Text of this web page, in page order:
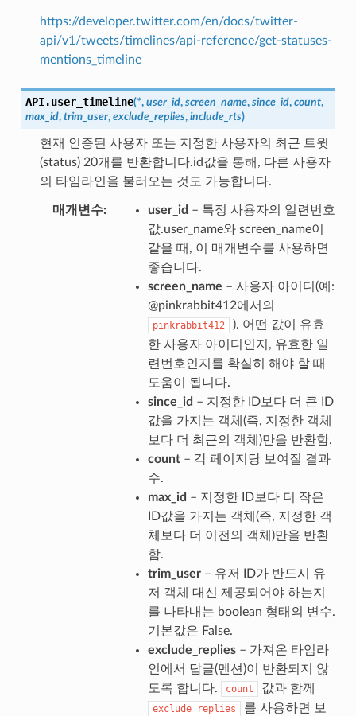
https://developer.twitter.com/en/docs/twitter-
api/v1/tweets/timelines/api-reference/get-statuses-
mentions_timeline
API.user_timeline(*, user_id, screen_name, since_id, count,
max_id, trim_user, exclude_replies, include_rts)
현재 인증된 사용자 또는 지정한 사용자의 최근 트윗
(status) 20개를 반환합니다.id값을 통해, 다른 사용자
의 타임라인을 불러오는 것도 가능합니다.
매개변수 user_id – 특정 사용자의 일련번호
값.user_name와 screen_name이
같을 때, 이 매개변수를 사용하면
좋습니다.
screen_name – 사용자 아이디(예:
@pinkrabbit412에서의
pinkrabbit412
). 어떤 값이 유효
한 사용자 아이디인지, 유효한 일
련번호인지를 확실히 해야 할 때
도움이 됩니다.
since_id – 지정한 ID보다 더 큰 ID
값을 가지는 객체(즉, 지정한 객체
보다 더 최근의 객체)만을 반환함.
count– 각 페이지당 보여질 결과
수.
max_id – 지정한 ID보다 더 작은
ID값을 가지는 객체(즉, 지정한 객
체보다 더 이전의 객체)만을 반환
함.
trim_user– 유저 ID가 반드시 유
저 객체 대신 제공되어야 하는지
를 나타내는 boolean 형태의 변수.
기본값은 False.
exclude_replies– 가져온 타임라
인에서 답글(멘션)이 반환되지 않
도록 합니다.
count 값과 함께
exclude_replies 를 사용하면 보